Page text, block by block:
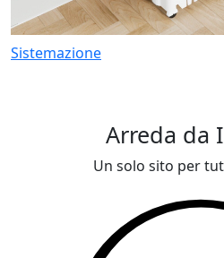
Sistemazione
Arreda da
Un solo sito per